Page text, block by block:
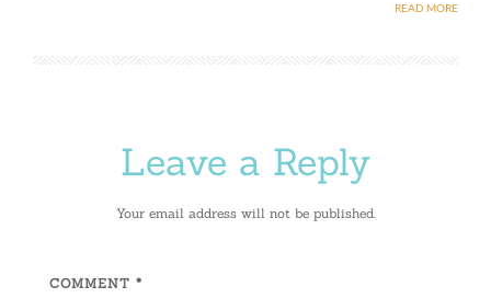
READ MORE
Leave a Reply
Your email address will not be published.
COMMENT *